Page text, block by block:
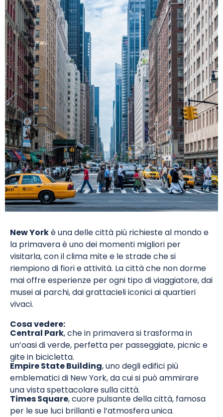
New Yorkè una delle città più richieste al mondo e
la primavera è uno dei momenti migliori per
visitarla, con il clima mite e le strade che si
riempiono di fiori e attività. La città che non dorme
mai offre esperienze per ogni tipo di viaggiatore, dai
musei ai parchi, dai grattacieli iconici ai quartieri
vivaci.
Cosa vedere:
Central Park, che in primavera si trasforma in
un’oasi di verde, perfetta per passeggiate, picnic e
gite in bicicletta.
Empire State Building, uno degli edifici più
emblematici di New York, da cui si può ammirare
una vista spettacolare sulla città.
Times Square, cuore pulsante della città, famosa
per le sue luci brillanti e l’atmosfera unica.